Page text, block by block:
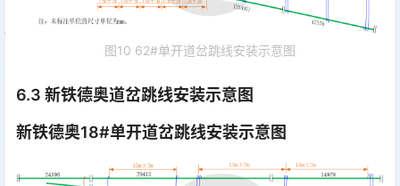
图10 62#单开道岔跳线安装示意图
6.3 新铁德奥道岔跳线安装示意图
新铁德奥18#单开道岔跳线安装示意图